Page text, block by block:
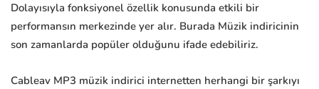
Dolayısıyla fonksiyonel özellik konusunda etkili bir
performansın merkezinde yer alır. Burada Müzik indiricinin
son zamanlarda popüler olduğunu ifade edebiliriz.
Cableav MP3 müzik indirici internetten herhangi bir şarkıyı